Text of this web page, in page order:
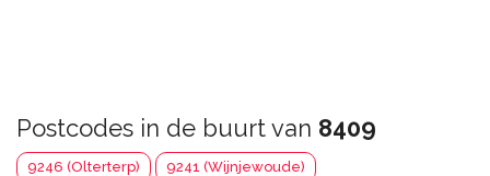
Postcodes in de buurt van 8409
9246 (Olterterp) 9241 (Wijnjewoude)